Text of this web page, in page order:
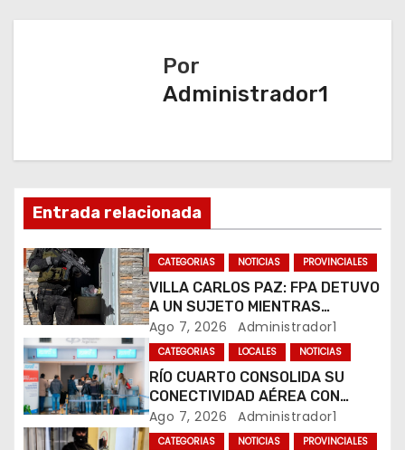
e
i
ó
n
d
e
e
n
t
Por
Administrador1
Entrada relacionada
CATEGORIAS NOTICIAS PROVINCIALES
VILLA CARLOS PAZ: FPA DETUVO
A UN SUJETO MIENTRAS
COMERCIALIZABA COCAÍNA Y
MARIHUANA EN UNA PLAZA
Ago 7, 2026 Administrador1
CATEGORIAS LOCALES NOTICIAS
RÍO CUARTO CONSOLIDA SU
CONECTIVIDAD AÉREA CON
CUATRO VUELOS SEMANALES A
BUENOS AIRES
Ago 7, 2026 Administrador1
CATEGORIAS NOTICIAS PROVINCIALES